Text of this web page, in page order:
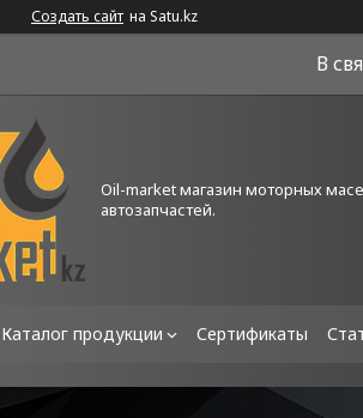
Создать сайт на Satu.kz
В
Oil-market магазин моторных
автозапчастей.
Каталог продукции Сертификаты